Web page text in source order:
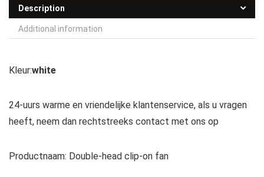
Description
Additional information
Kleur:white
24-uurs warme en vriendelijke klantenservice, als u vragen
heeft, neem dan rechtstreeks contact met ons op
Productnaam: Double-head clip-on fan